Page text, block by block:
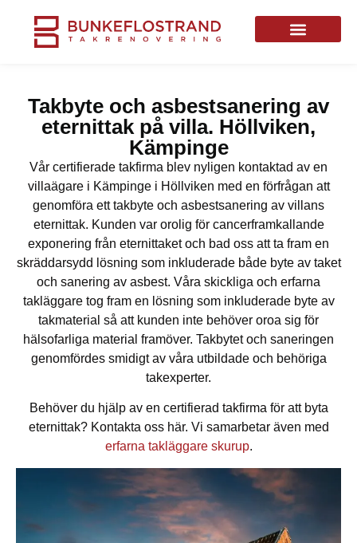
Takbyte och asbestsanering av
eternittak på villa. Höllviken,
Kämpinge
Vår certifierade takfirma blev nyligen kontaktad av en
villaägare i Kämpinge i Höllviken med en förfrågan att
genomföra ett takbyte och asbestsanering av villans
eternittak. Kunden var orolig för cancerframkallande
exponering från eternittaket och bad oss att ta fram en
skräddarsydd lösning som inkluderade både byte av taket
och sanering av asbest. Våra skickliga och erfarna
takläggare tog fram en lösning som inkluderade byte av
takmaterial så att kunden inte behöver oroa sig för
hälsofarliga material framöver. Takbytet och saneringen
genomfördes smidigt av våra utbildade och behöriga
takexperter.
Behöver du hjälp av en certifierad takfirma för att byta
eternittak? Kontakta oss här. Vi samarbetar även med
erfarna takläggare skurup.